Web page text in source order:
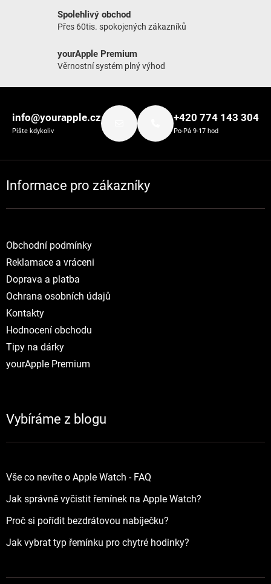
Spolehlivý obchod
Přes 60tis. spokojených zákazníků
yourApple Premium
Věrnostní systém plný výhod
info@yourapple.cz
Pište kdykoliv
+420 774 143 304
Po-Pá 9-17 hod
Informace pro zákazníky
Obchodní podmínky
Reklamace a vráceni
Doprava a platba
Ochrana osobních údajů
Kontakty
Hodnocení obchodu
Tipy na dárky
yourApple Premium
Vybíráme z blogu
Vše co nevíte o Apple Watch - FAQ
Jak správně vyčistit řemínek na Apple Watch?
Proč si pořídit bezdrátovou nabíječku?
Jak vybrat typ řemínku pro chytré hodinky?